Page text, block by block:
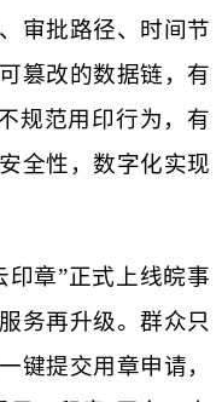
审批路径、时间节
篡改的数据链，有
规范用印行为，有
全性，数字化实现
印章”正式上线皖事
务再升级。群众只
键提交用章申请，